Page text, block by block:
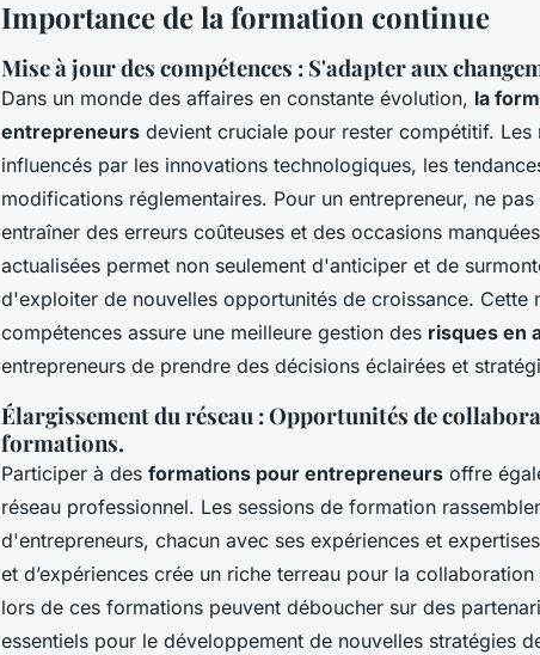
Importance de la formation continue
Mise à jour des compétences : S'adapter aux
Dans un monde des affaires en constante évolution, la
entrepreneurs devient cruciale pour rester compétitif. Les
influencés par les innovations technologiques, les
modifications réglementaires. Pour un entrepreneur, ne
entraîner des erreurs coûteuses et des occasions
actualisées permet non seulement d'anticiper et de
d'exploiter de nouvelles opportunités de croissance. Cette
compétences assure une meilleure gestion des risques en
entrepreneurs de prendre des décisions éclairées et
Élargissement du réseau : Opportunités de
formations.
Participer à des formations pour entrepreneurs offre
réseau professionnel. Les sessions de formation
d'entrepreneurs, chacun avec ses expériences et
et d’expériences crée un riche terreau pour la
lors de ces formations peuvent déboucher sur des
essentiels pour le développement de nouvelles stratégies